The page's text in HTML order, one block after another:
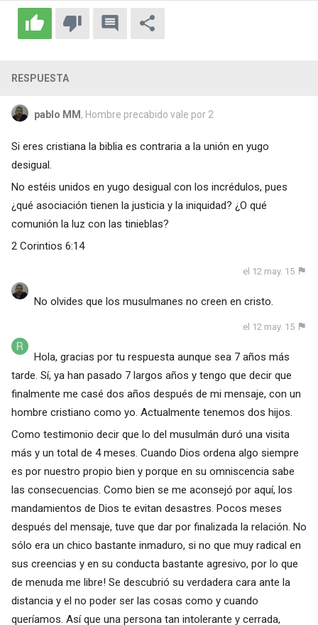
RESPUESTA
pablo MM , Hombre precabido vale por 2
Si eres cristiana la biblia es contraria a la unión en yugo
desigual.
No estéis unidos en yugo desigual con los incrédulos, pues
¿qué asociación tienen la justicia y la iniquidad? ¿O qué
comunión la luz con las tinieblas?
2 Corintios 6:14
el 12 may. 15
No olvides que los musulmanes no creen en cristo.
el 12 may. 15
Hola, gracias por tu respuesta aunque sea 7 años más
tarde. Sí, ya han pasado 7 largos años y tengo que decir que
finalmente me casé dos años después de mi mensaje, con un
hombre cristiano como yo. Actualmente tenemos dos hijos.
Como testimonio decir que lo del musulmán duró una visita
más y un total de 4 meses. Cuando Dios ordena algo siempre
es por nuestro propio bien y porque en su omniscencia sabe
las consecuencias. Como bien se me aconsejó por aquí, los
mandamientos de Dios te evitan desastres. Pocos meses
después del mensaje, tuve que dar por finalizada la relación. No
sólo era un chico bastante inmaduro, si no que muy radical en
sus creencias y en su conducta bastante agresivo, por lo que
de menuda me libre! Se descubrió su verdadera cara ante la
distancia y el no poder ser las cosas como y cuando
queríamos. Así que una persona tan intolerante y cerrada,